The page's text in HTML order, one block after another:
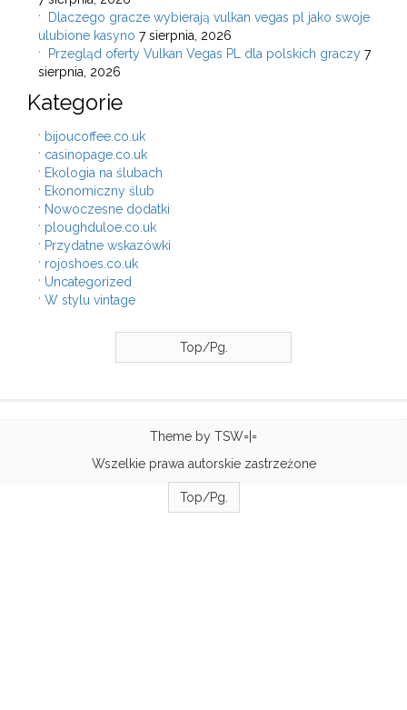
Dlaczego gracze wybierają vulkan vegas pl jako swoje
ulubione kasyno 7 sierpnia, 2026
Przegląd oferty Vulkan Vegas PL dla polskich graczy 7
sierpnia, 2026
Kategorie
bijoucoffee.co.uk
casinopage.co.uk
Ekologia na ślubach
Ekonomiczny ślub
Nowoczesne dodatki
ploughduloe.co.uk
Przydatne wskazówki
rojoshoes.co.uk
Uncategorized
W stylu vintage
Top/Pg.
Theme by TSW=|=
Wszelkie prawa autorskie zastrzeżone
Top/Pg.